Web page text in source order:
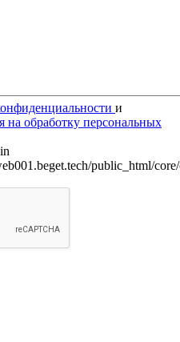
и
на обработку персональных
public_html/